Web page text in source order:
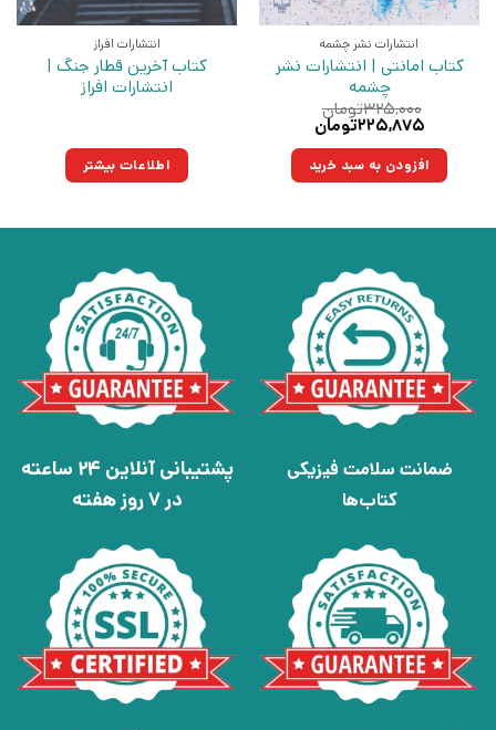
انتشارات نشر چشمه
کتاب امانتی | انتشارات نشر
چشمه
۳۲۵,۰۰۰تومان
قیمت
۳۲۵,۰۰۰تومان
بود.
۲۲۵,۸۷۵تومان
۲۲۵,۸۷۵تومان.افزودن به سبد خرید
انتشارات افراز
کتاب آخرین قطار جنگ |
انتشارات افراز
اطلاعات بیشتر
ضمانت سلامت فیزیکی
کتاب‌ها
پشتیبانی آنلاین 24 ساعته
در 7 روز هفته